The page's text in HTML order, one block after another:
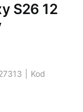
S26 12
| Kod